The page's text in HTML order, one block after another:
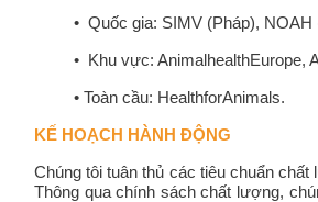
• Quốc gia: SIMV (Pháp), NOAH
• Khu vực: AnimalhealthEurope,
• Toàn cầu: HealthforAnimals.
KẾ HOẠCH HÀNH ĐỘNG
Chúng tôi tuân thủ các tiêu chuẩn
Thông qua chính sách chất lượng,